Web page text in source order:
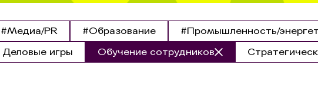
#Медиа/PR #Образование #Промышленность/
Деловые игры Обучение сотрудников